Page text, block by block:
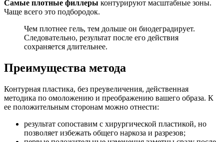
Самые плотные филлеры контурируют масштабные зоны.
Чаще всего это подбородок.
Чем плотнее гель, тем дольше он биодеградирует.
Следовательно, результат после его действия
сохраняется длительнее.
Преимущества метода
Контурная пластика, без преувеличения, действенная
методика по омоложению и преображению вашего образа. К
ее положительным сторонам можно отнести:
результат сопоставим с хирургической пластикой, но
позволяет избежать общего наркоза и разрезов;